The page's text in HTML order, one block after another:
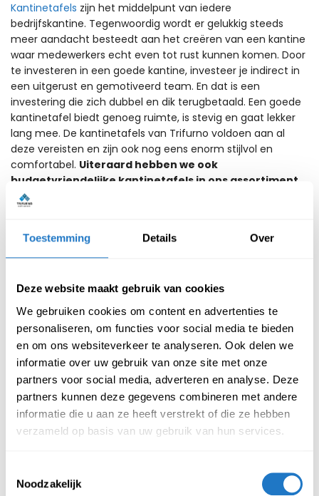
Toestemming Details Over
Deze website maakt gebruik van cookies
We gebruiken cookies om content en advertenties te
personaliseren, om functies voor social media te bieden
en om ons websiteverkeer te analyseren. Ook delen we
informatie over uw gebruik van onze site met onze
partners voor social media, adverteren en analyse. Deze
partners kunnen deze gegevens combineren met andere
informatie die u aan ze heeft verstrekt of die ze hebben
verzameld op basis van uw gebruik van hun services.
Noodzakelijk
Kantinetafels zijn het middelpunt van iedere
bedrijfskantine. Tegenwoordig wordt er gelukkig steeds
meer aandacht besteedt aan het creëren van een kantine
waar medewerkers echt even tot rust kunnen komen. Door
te investeren in een goede kantine, investeer je indirect in
een uitgerust en gemotiveerd team. En dat is een
investering die zich dubbel en dik terugbetaald. Een goede
kantinetafel biedt genoeg ruimte, is stevig en gaat lekker
lang mee. De kantinetafels van Trifurno voldoen aan al
deze vereisten en zijn ook nog eens enorm stijlvol en
comfortabel. Uiteraard hebben we ook
budgetvriendelijke kantinetafels in ons assortiment.
Voor iedere kantine heeft Trifurno een oplossing!
Bekijk kantinetafels
Bartafels
Bartafelszijn ideaal voor informele overleggen, flexibele
werkplekken of als stijlvolle kantinetafel. Bartafels bieden
sfeer, comfort en stijl tegelijk.Daarnaast worden
bartafels ook vaak gebruikt als staande werkplek. Zo
stimuleren bartafels niet alleen de creativiteit op
kantoor, maar ook de productiviteit.Als kers op de
taart is een bartafel ook bijzonder ruimtebesparend en
duurzame en praktische bartafels in ons assortiment.